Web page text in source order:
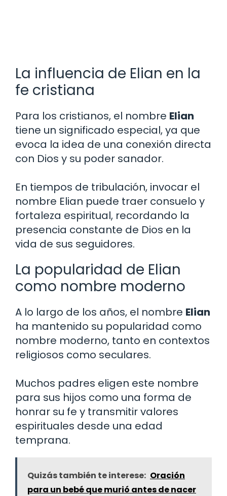
La influencia de Elian en la
fe cristiana
Para los cristianos, el nombre Elian
tiene un significado especial, ya que
evoca la idea de una conexión directa
con Dios y su poder sanador.
En tiempos de tribulación, invocar el
nombre Elian puede traer consuelo y
fortaleza espiritual, recordando la
presencia constante de Dios en la
vida de sus seguidores.
La popularidad de Elian
como nombre moderno
A lo largo de los años, el nombre Elian
ha mantenido su popularidad como
nombre moderno, tanto en contextos
religiosos como seculares.
Muchos padres eligen este nombre
para sus hijos como una forma de
honrar su fe y transmitir valores
espirituales desde una edad
temprana.
Quizás también te interese: Oración
para un bebé que murió antes de nacer